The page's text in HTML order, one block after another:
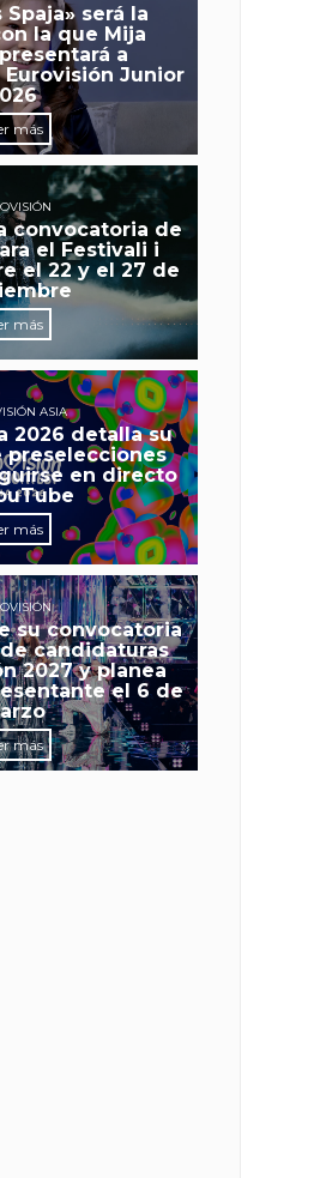
Spaja» será la
la que Mija
a
Junior
más
convocatoria de
el Festivali i
el 22 y el 27 de
más
ASIA
2026 detalla su
preselecciones
en directo
más
su convocatoria
candidaturas
2027 y planea
el 6 de
más